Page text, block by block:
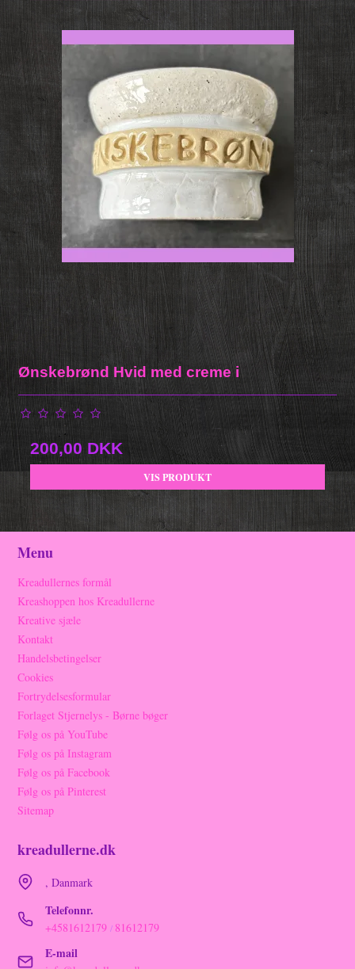
Ønskebrønd Hvid med creme i
200,00 DKK
VIS PRODUKT
Menu
Kreadullernes formål
Kreashoppen hos Kreadullerne
Kreative sjæle
Kontakt
Handelsbetingelser
Cookies
Fortrydelsesformular
Forlaget Stjernelys - Børne bøger
Følg os på YouTube
Følg os på Instagram
Følg os på Facebook
Følg os på Pinterest
Sitemap
kreadullerne.dk
, Danmark
Telefonnr.
+4581612179 / 81612179
E-mail